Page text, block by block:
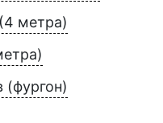
метра)
(фургон)